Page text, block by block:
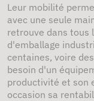
Leur mobilité
avec une seule
retrouve dans tous
d'emballage
centaines, voire
besoin d'un
productivité et son
occasion sa